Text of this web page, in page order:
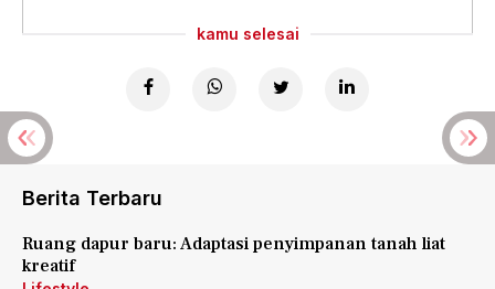
kamu selesai
Berita Terbaru
Ruang dapur baru: Adaptasi penyimpanan tanah liat
kreatif